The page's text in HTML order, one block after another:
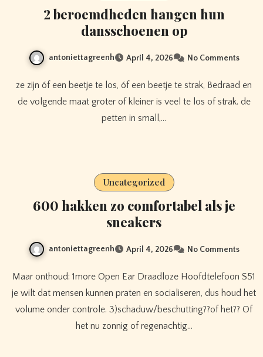
2 beroemdheden hangen hun
dansschoenen op
antoniettagreenh April 4, 2026 No Comments
ze zijn óf een beetje te los, óf een beetje te strak, Bedraad en
de volgende maat groter of kleiner is veel te los of strak. de
petten in small,…
Uncategorized
600 hakken zo comfortabel als je
sneakers
antoniettagreenh April 4, 2026 No Comments
Maar onthoud: 1more Open Ear Draadloze Hoofdtelefoon S51
je wilt dat mensen kunnen praten en socialiseren, dus houd het
volume onder controle. 3)schaduw/beschutting??of het?? Of
het nu zonnig of regenachtig…